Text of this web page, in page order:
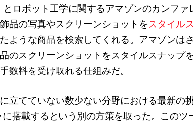
ロボット工学に関するアマゾンのカンファ
品の写真やスクリーンショットを スタイル
ような商品を検索してくれる。アマゾンは
のスクリーンショットをスタイルスナップ
数料を受け取れる仕組みだ。
立てていない数少ない分野における最新の
搭載するという別の方策を取った。この